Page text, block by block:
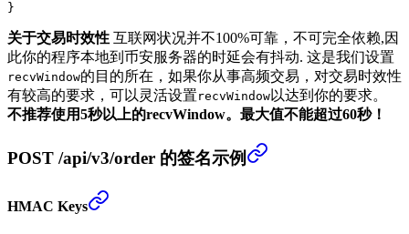
}
关于交易时效性 互联网状况并不100%可靠，不可完全依赖,因
此你的程序本地到币安服务器的时延会有抖动. 这是我们设置
recvWindow的目的所在，如果你从事高频交易，对交易时效性
有较高的要求，可以灵活设置 recvWindow 以达到你的要求。
不推荐使用5秒以上的recvWindow。最大值不能超过60秒！
POST /api/v3/order 的签名示例
HMAC Keys